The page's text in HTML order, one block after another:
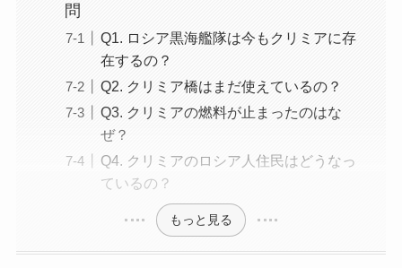
問
Q1. ロシア黒海艦隊は今もクリミアに存
在するの？
Q2. クリミア橋はまだ使えているの？
Q3. クリミアの燃料が止まったのはな
ぜ？
Q4. クリミアのロシア人住民はどうなっ
ているの？
もっと見る